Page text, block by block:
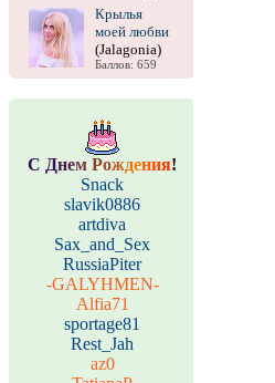
Крылья
моей любви
(Jalagonia)
Баллов: 659
С Днем Рождения!
Snack
slavik0886
artdiva
Sax_and_Sex
RussiaPiter
-GALYHMEN-
Alfia71
sportage81
Rest_Jah
az0